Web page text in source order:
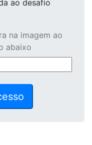
ao desafio
na imagem ao
abaixo